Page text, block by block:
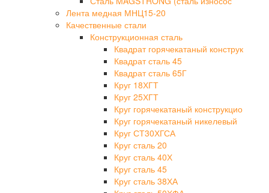
Лента медная МНЦ15-20
Качественные стали
Конструкционная сталь
Квадрат горячекатаный конструк
Квадрат сталь 45
Квадрат сталь 65Г
Круг 18ХГТ
Круг 25ХГТ
Круг горячекатаный конструкцио
Круг горячекатаный никелевый
Круг СТ30ХГСА
Круг сталь 20
Круг сталь 40Х
Круг сталь 45
Круг сталь 38ХА